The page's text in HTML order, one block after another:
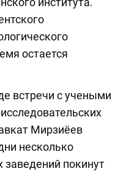
остается
встречи с учеными
Мирзиёев
несколько
покинут